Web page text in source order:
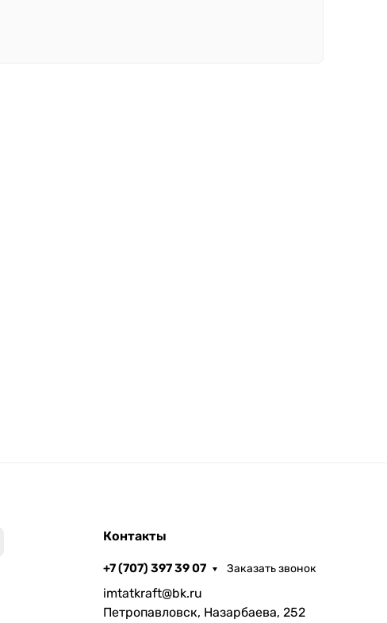
Контакты
+7 (707) 397 39 07 Заказать звонок
imtatkraft@bk.ru
Петропавловск, Назарбаева, 252